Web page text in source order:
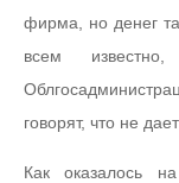
фирма, но денег
всем
говорят, что не
Как оказалось